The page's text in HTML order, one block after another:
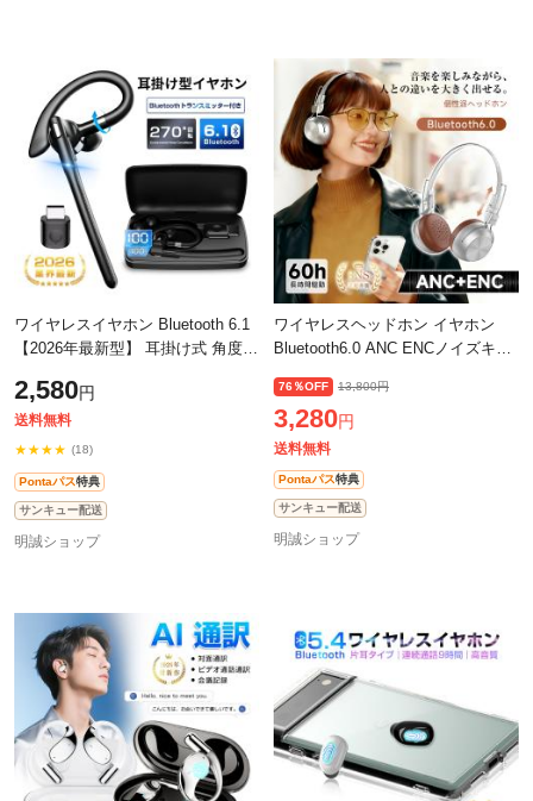
ワイヤレスイヤホン Bluetooth 6.1
【2026年最新型】 耳掛け式 角度調
右耳兼用 ながら聴き マイク内蔵 E
2,580円
送料無料
★★★★ (18)
Pontaパス特典
サンキュー配送
明誠ショップ
ワイヤレスヘッドホン イヤホン
Bluetooth6.0 ANC ENCノイズキャ
ング 40mmドライバー HiFi高音質
折り
76％OFF 13,800円
3,280円
送料無料
Pontaパス特典
サンキュー配送
明誠ショップ